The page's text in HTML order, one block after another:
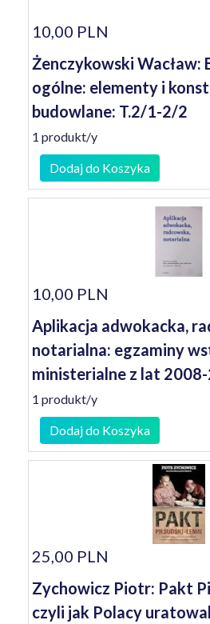
10,00 PLN
Żenczykowski Wacław:
ogólne: elementy i
budowlane: T.2/1-2/2
1 produkt/y
Dodaj do Koszyka
10,00 PLN
Aplikacja adwokacka,
notarialna: egzaminy
ministerialne z lat
1 produkt/y
Dodaj do Koszyka
25,00 PLN
Zychowicz Piotr: Pakt
czyli jak Polacy